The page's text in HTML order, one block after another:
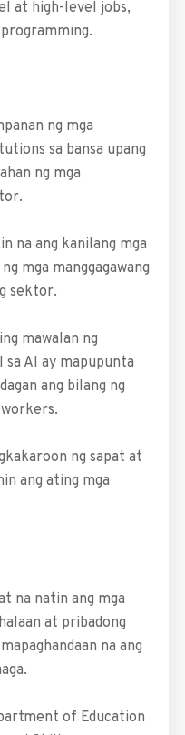
at high-­level jobs,
ng mga
sa bansa upang
ng mga
na ang kanilang mga
mga manggagawang
sektor.
mawalan ng
sa AI ay mapupunta
ang bilang ng
ng sapat at
ang ating mga
na natin ang mga
at pribadong
na ang
of Education